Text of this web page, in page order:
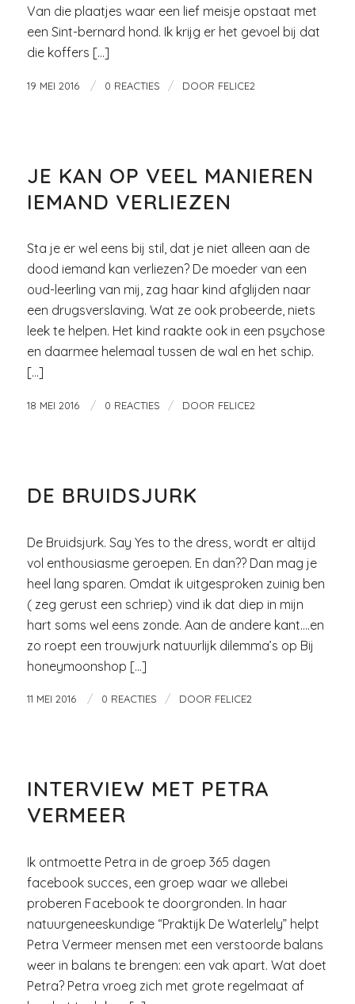
Van die plaatjes waar een lief meisje opstaat met
een Sint-bernard hond. Ik krijg er het gevoel bij dat
die koffers […]
19 MEI 2016 / 0 REACTIES / DOOR FELICE2
JE KAN OP VEEL MANIEREN
IEMAND VERLIEZEN
Sta je er wel eens bij stil, dat je niet alleen aan de
dood iemand kan verliezen? De moeder van een
oud-leerling van mij, zag haar kind afglijden naar
een drugsverslaving. Wat ze ook probeerde, niets
leek te helpen. Het kind raakte ook in een psychose
en daarmee helemaal tussen de wal en het schip.
[…]
18 MEI 2016 / 0 REACTIES / DOOR FELICE2
DE BRUIDSJURK
De Bruidsjurk. Say Yes to the dress, wordt er altijd
vol enthousiasme geroepen. En dan?? Dan mag je
heel lang sparen. Omdat ik uitgesproken zuinig ben
( zeg gerust een schriep) vind ik dat diep in mijn
hart soms wel eens zonde. Aan de andere kant….en
zo roept een trouwjurk natuurlijk dilemma’s op Bij
honeymoonshop […]
11 MEI 2016 / 0 REACTIES / DOOR FELICE2
INTERVIEW MET PETRA
VERMEER
Ik ontmoette Petra in de groep 365 dagen
facebook succes, een groep waar we allebei
proberen Facebook te doorgronden. In haar
natuurgeneeskundige “Praktijk De Waterlely” helpt
Petra Vermeer mensen met een verstoorde balans
weer in balans te brengen: een vak apart. Wat doet
Petra? Petra vroeg zich met grote regelmaat af